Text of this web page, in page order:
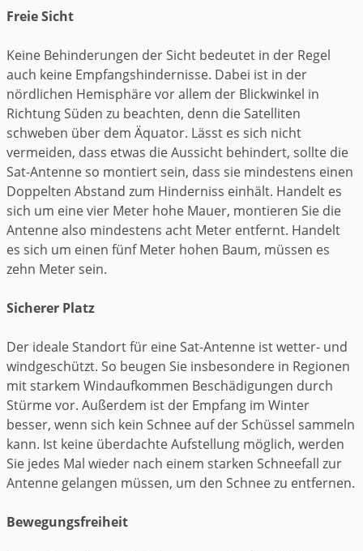
Freie Sicht
Keine Behinderungen der Sicht bedeutet in der Regel
auch keine Empfangshindernisse. Dabei ist in der
nördlichen Hemisphäre vor allem der Blickwinkel in
Richtung Süden zu beachten, denn die Satelliten
schweben über dem Äquator. Lässt es sich nicht
vermeiden, dass etwas die Aussicht behindert, sollte die
Sat-Antenne so montiert sein, dass sie mindestens einen
Doppelten Abstand zum Hinderniss einhält. Handelt es
sich um eine vier Meter hohe Mauer, montieren Sie die
Antenne also mindestens acht Meter entfernt. Handelt
es sich um einen fünf Meter hohen Baum, müssen es
zehn Meter sein.
Sicherer Platz
Der ideale Standort für eine Sat-Antenne ist wetter- und
windgeschützt. So beugen Sie insbesondere in Regionen
mit starkem Windaufkommen Beschädigungen durch
Stürme vor. Außerdem ist der Empfang im Winter
besser, wenn sich kein Schnee auf der Schüssel sammeln
kann. Ist keine überdachte Aufstellung möglich, werden
Sie jedes Mal wieder nach einem starken Schneefall zur
Antenne gelangen müssen, um den Schnee zu entfernen.
Bewegungsfreiheit